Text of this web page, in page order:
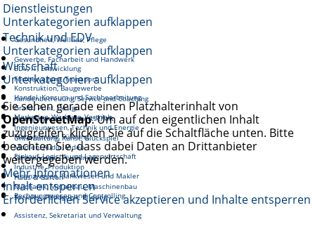
Dienstleistungen
Unterkategorien aufklappen
Gesundheit, Wellnes, Pflege
Gewerbe, Facharbeit und Handwerk
Fortbewegung, Transport
Kundenbetreuung, Service und Coaching
Reinigung und Hauswirtschaft
Unterhaltung, Kunst, Glückspiel
Gastronomie, Tourismus
Haus & Garten
Soziales, Pädagogik, Bildung
Technik und EDV
Unterkategorien aufklappen
EDV, IT, Entwicklung
Konstruktion, Baugewerbe
Grafik, Print, Design
Ingenieurwesen, Technik und Energie
Medien, Audio, Video
Industrie, Produktion
Mechanik, Metallbau, Maschinenbau
Wirtschaft
Unterkategorien aufklappen
Handel, Konsum und Sachbearbeitung
Marketing, Werbung, Vertrieb
Management, Führung
Einkauf, Logistik und Lagerwirtschaft
Finanzwesen, Bankwesen und Makler
Rechnungswesen und Controlling
Assistenz, Sekretariat und Verwaltung
Sie sehen gerade einen Platzhalterinhalt von
OpenStreetMap. Um auf den eigentlichen Inhalt
zuzugreifen, klicken Sie auf die Schaltfläche unten. Bitte
beachten Sie, dass dabei Daten an Drittanbieter
weitergegeben werden.
Mehr Informationen
Inhalt entsperren
Erforderlichen Service akzeptieren und Inhalte entsperren